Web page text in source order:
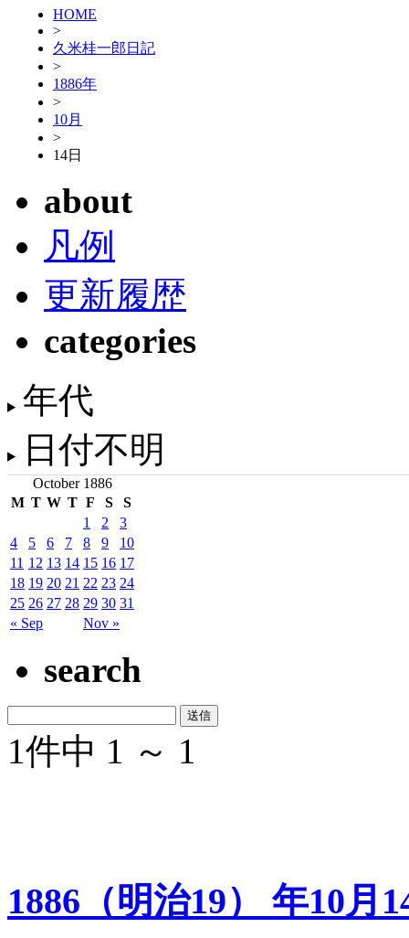
HOME
>
久米桂一郎日記
>
1886年
>
10月
>
14日
about
凡例
更新履歴
categories
年代
日付不明
October 1886
M T W T F S S
« Sep Nov »
1 2
3
4
5 6 7 8 9
10
11 12 13 14 15 16 17
18 19 20 21 22 23 24
25 26 27 28 29 30 31
search
1件中 1 ～ 1
1886（明治19） 年10月